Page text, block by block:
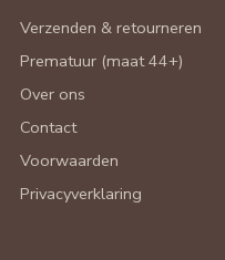
Verzenden & retourneren
Prematuur (maat 44+)
Over ons
Contact
Voorwaarden
Privacyverklaring